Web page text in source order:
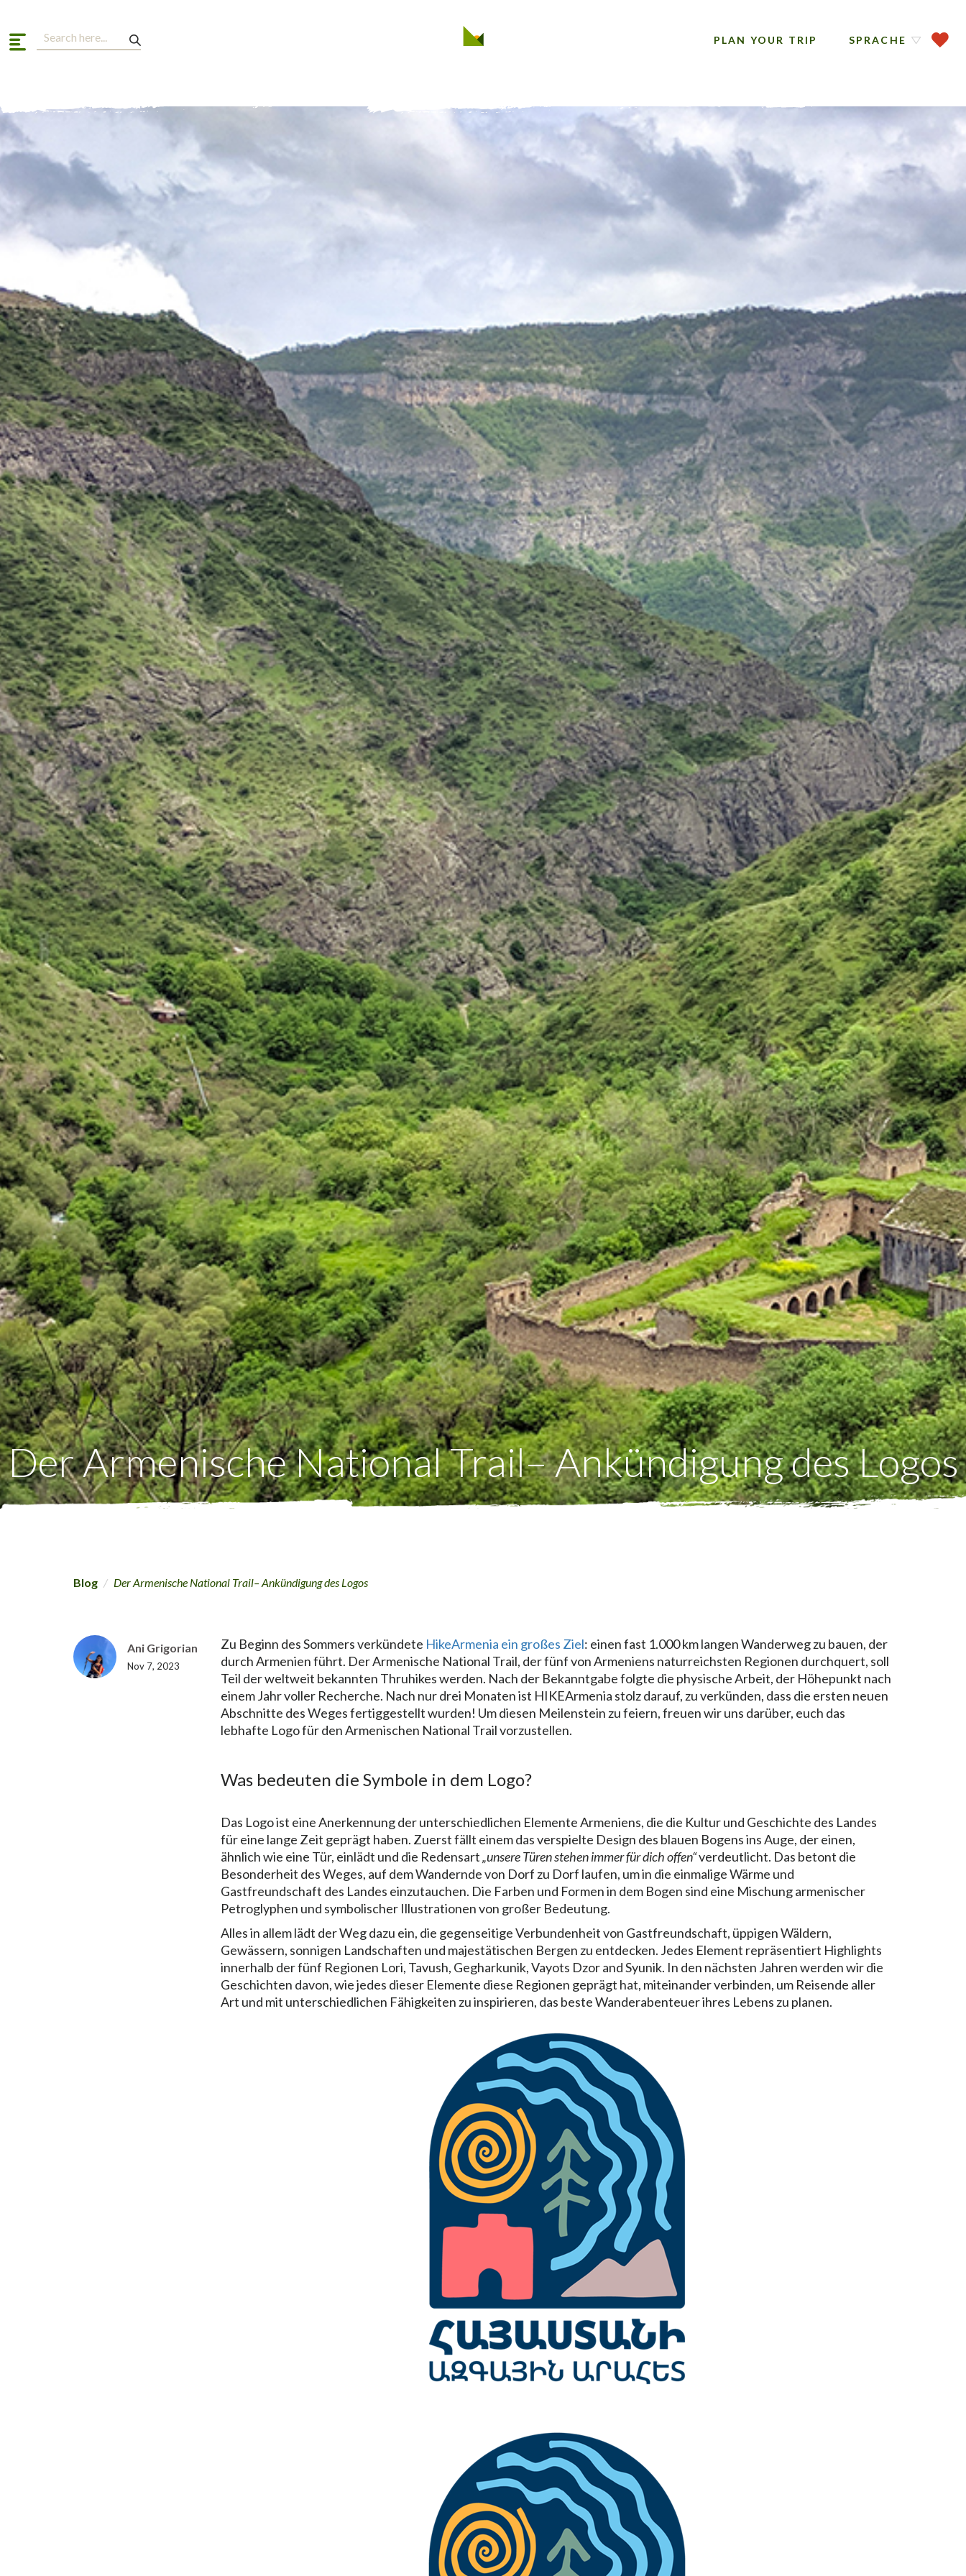
PLAN YOUR TRIP SPRACHE
Der Armenische National Trail– Ankündigung des Logos
Blog Der Armenische National Trail– Ankündigung des Logos
Ani Grigorian
Nov 7, 2023
Zu Beginn des Sommers verkündete HikeArmenia ein großes Ziel: einen fast 1.000 km langen Wanderweg zu bauen, der
durch Armenien führt. Der Armenische National Trail, der fünf von Armeniens naturreichsten Regionen durchquert, soll
Teil der weltweit bekannten Thruhikes werden. Nach der Bekanntgabe folgte die physische Arbeit, der Höhepunkt nach
einem Jahr voller Recherche. Nach nur drei Monaten ist HIKEArmenia stolz darauf, zu verkünden, dass die ersten neuen
Abschnitte des Weges fertiggestellt wurden! Um diesen Meilenstein zu feiern, freuen wir uns darüber, euch das
lebhafte Logo für den Armenischen National Trail vorzustellen.
Was bedeuten die Symbole in dem Logo?
Das Logo ist eine Anerkennung der unterschiedlichen Elemente Armeniens, die die Kultur und Geschichte des Landes
für eine lange Zeit geprägt haben. Zuerst fällt einem das verspielte Design des blauen Bogens ins Auge, der einen,
ähnlich wie eine Tür, einlädt und die Redensart„unsere Türen stehen immer für dich offen“verdeutlicht. Das betont die
Besonderheit des Weges, auf dem Wandernde von Dorf zu Dorf laufen, um in die einmalige Wärme und
Gastfreundschaft des Landes einzutauchen. Die Farben und Formen in dem Bogen sind eine Mischung armenischer
Petroglyphen und symbolischer Illustrationen von großer Bedeutung.
Alles in allem lädt der Weg dazu ein, die gegenseitige Verbundenheit von Gastfreundschaft, üppigen Wäldern,
Gewässern, sonnigen Landschaften und majestätischen Bergen zu entdecken. Jedes Element repräsentiert Highlights
innerhalb der fünf Regionen Lori, Tavush, Gegharkunik, Vayots Dzor and Syunik. In den nächsten Jahren werden wir die
Geschichten davon, wie jedes dieser Elemente diese Regionen geprägt hat, miteinander verbinden, um Reisende aller
Art und mit unterschiedlichen Fähigkeiten zu inspirieren, das beste Wanderabenteuer ihres Lebens zu planen.